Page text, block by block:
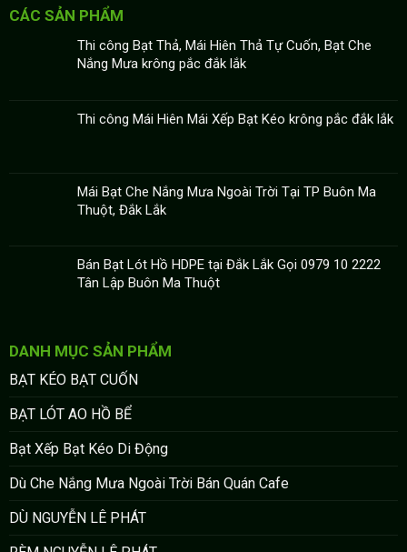
CÁC SẢN PHẨM
Thi công Bạt Thả, Mái Hiên Thả Tự Cuốn, Bạt Che
Nắng Mưa krông pắc đắk lắk
Thi công Mái Hiên Mái Xếp Bạt Kéo krông pắc đắk lắk
Mái Bạt Che Nắng Mưa Ngoài Trời Tại TP Buôn Ma
Thuột, Đắk Lắk
Bán Bạt Lót Hồ HDPE tại Đắk Lắk Gọi 0979 10 2222
Tân Lập Buôn Ma Thuột
DANH MỤC SẢN PHẨM
BẠT KÉO BẠT CUỐN
BẠT LÓT AO HỒ BỂ
Bạt Xếp Bạt Kéo Di Động
Dù Che Nắng Mưa Ngoài Trời Bán Quán Cafe
DÙ NGUYỄN LÊ PHÁT